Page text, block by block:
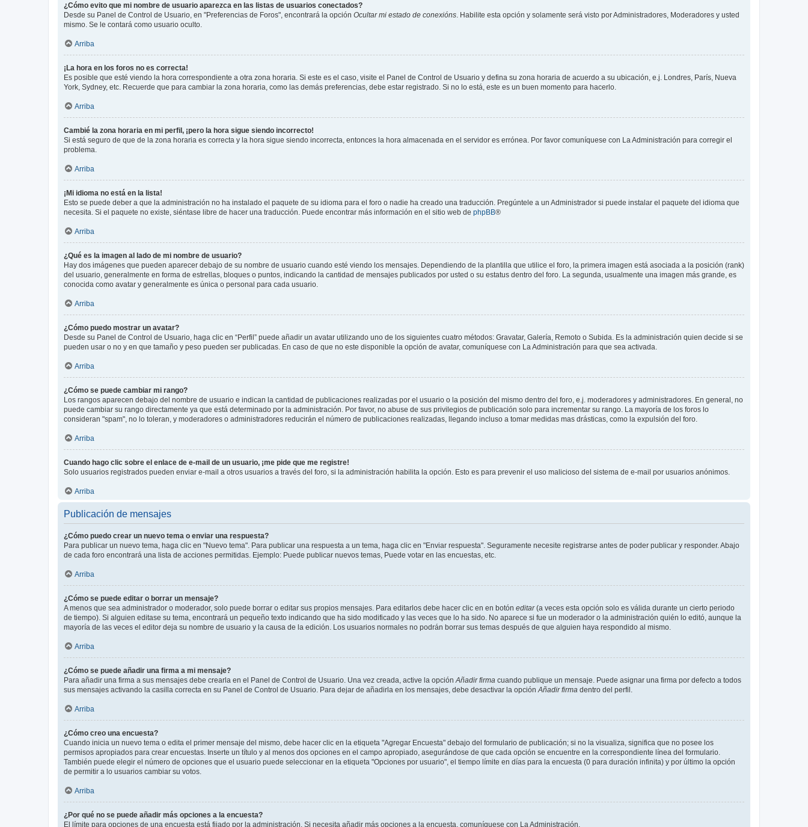
¿Cómo evito que mi nombre de usuario aparezca en las listas de usuarios conectados?
Desde su Panel de Control de Usuario, en "Preferencias de Foros", encontrará la opción Ocultar mi estado de conexións . Habilite esta opción y solamente será visto por Administradores, Moderadores y usted
mismo. Se le contará como usuario oculto.
Arriba
¡La hora en los foros no es correcta!
Es posible que esté viendo la hora correspondiente a otra zona horaria. Si este es el caso, visite el Panel de Control de Usuario y defina su zona horaria de acuerdo a su ubicación, e.j. Londres, París, Nueva
York, Sydney, etc. Recuerde que para cambiar la zona horaria, como las demás preferencias, debe estar registrado. Si no lo está, este es un buen momento para hacerlo.
Arriba
Cambié la zona horaria en mi perfil, ¡pero la hora sigue siendo incorrecto!
Si está seguro de que de la zona horaria es correcta y la hora sigue siendo incorrecta, entonces la hora almacenada en el servidor es errónea. Por favor comuníquese con La Administración para corregir el
problema.
Arriba
¡Mi idioma no está en la lista!
Esto se puede deber a que la administración no ha instalado el paquete de su idioma para el foro o nadie ha creado una traducción. Pregúntele a un Administrador si puede instalar el paquete del idioma que
necesita. Si el paquete no existe, siéntase libre de hacer una traducción. Puede encontrar más información en el sitio web de phpBB®
Arriba
¿Qué es la imagen al lado de mi nombre de usuario?
Hay dos imágenes que pueden aparecer debajo de su nombre de usuario cuando esté viendo los mensajes. Dependiendo de la plantilla que utilice el foro, la primera imagen está asociada a la posición (rank)
del usuario, generalmente en forma de estrellas, bloques o puntos, indicando la cantidad de mensajes publicados por usted o su estatus dentro del foro. La segunda, usualmente una imagen más grande, es
conocida como avatar y generalmente es única o personal para cada usuario.
Arriba
¿Cómo puedo mostrar un avatar?
Desde su Panel de Control de Usuario, haga clic en “Perfil” puede añadir un avatar utilizando uno de los siguientes cuatro métodos: Gravatar, Galería, Remoto o Subida. Es la administración quien decide si se
pueden usar o no y en que tamaño y peso pueden ser publicadas. En caso de que no este disponible la opción de avatar, comuníquese con La Administración para que sea activada.
Arriba
¿Cómo se puede cambiar mi rango?
Los rangos aparecen debajo del nombre de usuario e indican la cantidad de publicaciones realizadas por el usuario o la posición del mismo dentro del foro, e.j. moderadores y administradores. En general, no
puede cambiar su rango directamente ya que está determinado por la administración. Por favor, no abuse de sus privilegios de publicación solo para incrementar su rango. La mayoría de los foros lo
consideran "spam", no lo toleran, y moderadores o administradores reducirán el número de publicaciones realizadas, llegando incluso a tomar medidas mas drásticas, como la expulsión del foro.
Arriba
Cuando hago clic sobre el enlace de e-mail de un usuario, ¡me pide que me registre!
Solo usuarios registrados pueden enviar e-mail a otros usuarios a través del foro, si la administración habilita la opción. Esto es para prevenir el uso malicioso del sistema de e-mail por usuarios anónimos.
Arriba
Publicación de mensajes
¿Cómo puedo crear un nuevo tema o enviar una respuesta?
Para publicar un nuevo tema, haga clic en "Nuevo tema". Para publicar una respuesta a un tema, haga clic en "Enviar respuesta". Seguramente necesite registrarse antes de poder publicar y responder. Abajo
de cada foro encontrará una lista de acciones permitidas. Ejemplo: Puede publicar nuevos temas, Puede votar en las encuestas, etc.
Arriba
¿Cómo se puede editar o borrar un mensaje?
A menos que sea administrador o moderador, solo puede borrar o editar sus propios mensajes. Para editarlos debe hacer clic en en botón editar(a veces esta opción solo es válida durante un cierto periodo
de tiempo). Si alguien editase su tema, encontrará un pequeño texto indicando que ha sido modificado y las veces que lo ha sido. No aparece si fue un moderador o la administración quién lo editó, aunque la
mayoría de las veces el editor deja su nombre de usuario y la causa de la edición. Los usuarios normales no podrán borrar sus temas después de que alguien haya respondido al mismo.
Arriba
¿Cómo se puede añadir una firma a mi mensaje?
Para añadir una firma a sus mensajes debe crearla en el Panel de Control de Usuario. Una vez creada, active la opción Añadir firma cuando publique un mensaje. Puede asignar una firma por defecto a todos
sus mensajes activando la casilla correcta en su Panel de Control de Usuario. Para dejar de añadirla en los mensajes, debe desactivar la opción Añadir firma dentro del perfil.
Arriba
¿Cómo creo una encuesta?
Cuando inicia un nuevo tema o edita el primer mensaje del mismo, debe hacer clic en la etiqueta "Agregar Encuesta" debajo del formulario de publicación; si no la visualiza, significa que no posee los
permisos apropiados para crear encuestas. Inserte un título y al menos dos opciones en el campo apropiado, asegurándose de que cada opción se encuentre en la correspondiente línea del formulario.
También puede elegir el número de opciones que el usuario puede seleccionar en la etiqueta "Opciones por usuario", el tiempo límite en días para la encuesta (0 para duración infinita) y por último la opción
de permitir a lo usuarios cambiar su votos.
Arriba
¿Por qué no se puede añadir más opciones a la encuesta?
El límite para opciones de una encuesta está fijado por la administración. Si necesita añadir más opciones a la encuesta, comuníquese con La Administración.